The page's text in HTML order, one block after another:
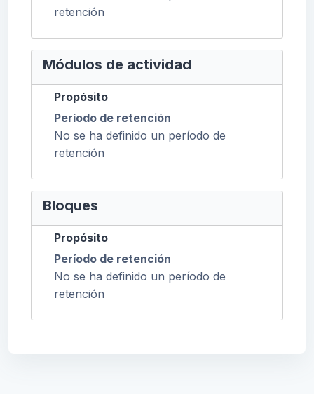
retención
Módulos de actividad
Propósito
Período de retención
No se ha definido un período de
retención
Bloques
Propósito
Período de retención
No se ha definido un período de
retención